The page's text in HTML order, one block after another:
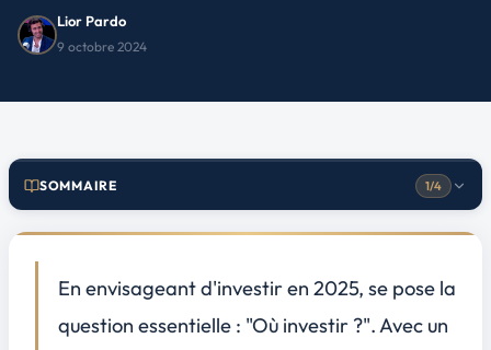
Lior Pardo
9 octobre 2024
SOMMAIRE 1/4
Secteurs à fort potentiel
Risques et considérations
En envisageant d'investir en 2025, se pose la
question essentielle : "Où investir ?". Avec un